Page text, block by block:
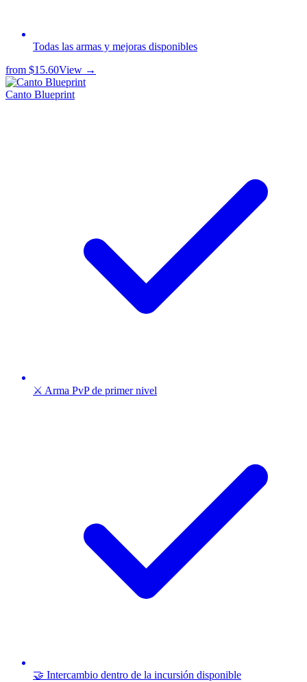
Todas las armas y mejoras disponibles
from $15.60View →
Canto Blueprint
⚔️ Arma PvP de primer nivel
🤝 Intercambio dentro de la incursión disponible